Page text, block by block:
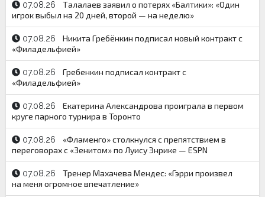
07.08.26
Талалаев заявил о потерях «Балтики»: «Один
игрок выбыл на 20 дней, второй — на неделю»
07.08.26
Никита Гребёнкин подписал новый контракт с
«Филадельфией»
07.08.26
Гребенкин подписал контракт с
«Филадельфией»
07.08.26
Екатерина Александрова проиграла в первом
круге парного турнира в Торонто
07.08.26
«Фламенго» столкнулся с препятствием в
переговорах с «Зенитом» по Луису Энрике — ESPN
07.08.26
Тренер Махачева Мендес: «Гэрри произвел
на меня огромное впечатление»